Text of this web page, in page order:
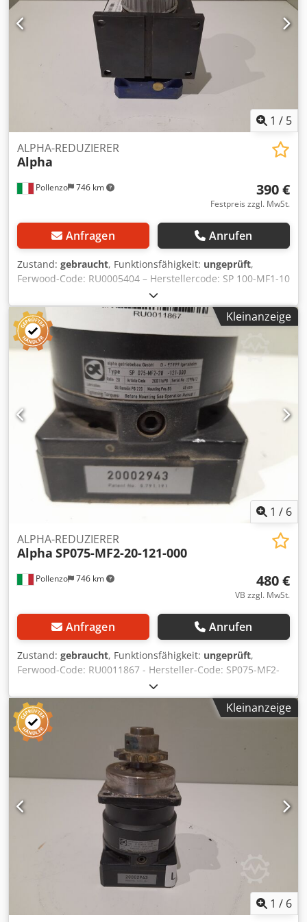
1 / 5
Pollenzo 746 km
ALPHA-REDUZIERER
Alpha
390 €
Festpreis zzgl. MwSt.
Anfragen Anrufen
Zustand: gebraucht, Funktionsfähigkeit: ungeprüft,
Ferwood-Code: RU0005404 – Herstellercode: SP 100-MF1-10
– Zustand: Gebraucht – Funktionalität: Ungeprüft – Bei
Interesse bieten wir einen Überarbeitungsservice an,
kontaktieren Sie uns. Codpfx Akov Eflwj Hjrf
Kleinanzeige
1 / 6
Pollenzo 746 km
ALPHA-REDUZIERER
Alpha SP075-MF2-20-121-000
480 €
VB zzgl. MwSt.
Anfragen Anrufen
Zustand: gebraucht, Funktionsfähigkeit: ungeprüft,
Ferwood-Code: RU0011867 - Hersteller-Code: SP075-MF2-
20-121-000 - Zustand: Gebraucht - Funktionalität: Nicht
getestet - Kompatible Maschine: - Bei Interesse bieten wir
einen Überholungsservice an, bitte kontaktieren Sie uns.
4KG 36X26X21 Csdoymd Ecspfx Ak Hjrf
Kleinanzeige
1 / 6